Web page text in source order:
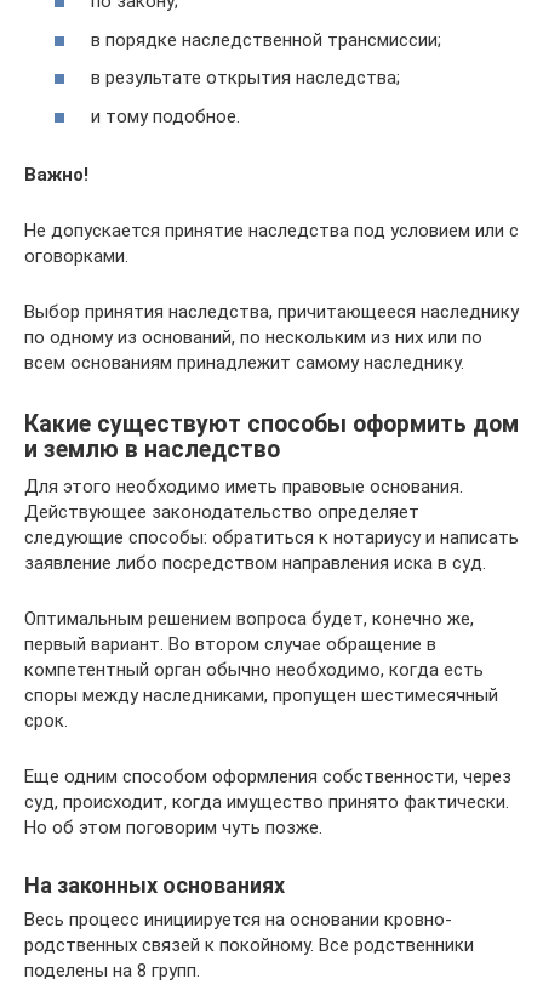
в порядке наследственной трансмиссии;
в результате открытия наследства;
и тому подобное.
Важно!
Не допускается принятие наследства под условием или с
оговорками.
Выбор принятия наследства, причитающееся наследнику
по одному из оснований, по нескольким из них или по
всем основаниям принадлежит самому наследнику.
Какие существуют способы оформить дом
и землю в наследство
Для этого необходимо иметь правовые основания.
Действующее законодательство определяет
следующие способы: обратиться к нотариусу и написать
заявление либо посредством направления иска в суд.
Оптимальным решением вопроса будет, конечно же,
первый вариант. Во втором случае обращение в
компетентный орган обычно необходимо, когда есть
споры между наследниками, пропущен шестимесячный
срок.
Еще одним способом оформления собственности, через
суд, происходит, когда имущество принято фактически.
Но об этом поговорим чуть позже.
На законных основаниях
Весь процесс инициируется на основании кровно-
родственных связей к покойному. Все родственники
поделены на 8 групп.